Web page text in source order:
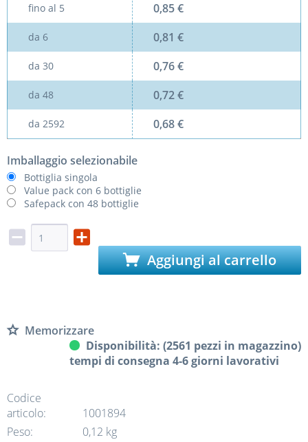
fino al 5 0,85 €
da 6 0,81 €
da 30 0,76 €
da 48 0,72 €
da 2592 0,68 €
Imballaggio selezionabile
Bottiglia singola
Value pack con 6 bottiglie
Safepack con 48 bottiglie
Aggiungi al carrello
Memorizzare
Disponibilità: (2561 pezzi in magazzino)
tempi di consegna 4-6 giorni lavorativi
Codice
articolo:
1001894
Peso:
0,12 kg